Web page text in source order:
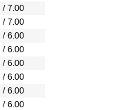
/ 7.00
/ 7.00
/ 6.00
/ 6.00
/ 6.00
/ 6.00
/ 6.00
/ 6.00